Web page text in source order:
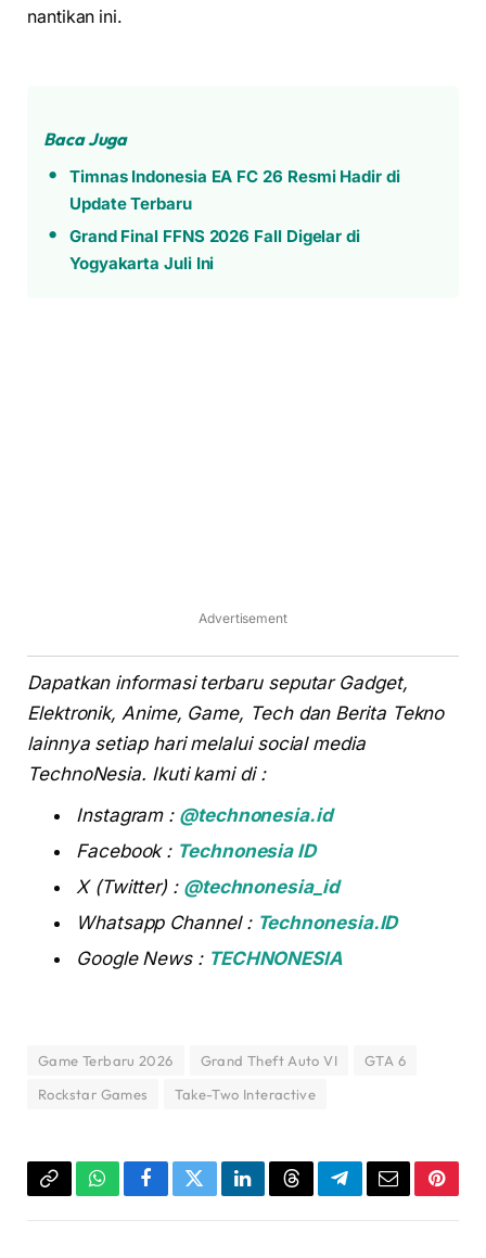
nantikan ini.
Baca Juga
Timnas Indonesia EA FC 26 Resmi Hadir di
Update Terbaru
Grand Final FFNS 2026 Fall Digelar di
Yogyakarta Juli Ini
Advertisement
Dapatkan informasi terbaru seputar Gadget,
Elektronik, Anime, Game, Tech dan Berita Tekno
lainnya setiap hari melalui social media
TechnoNesia. Ikuti kami di :
Instagram : @technonesia.id
Facebook : Technonesia ID
X (Twitter) : @technonesia_id
Whatsapp Channel : Technonesia.ID
Google News : TECHNONESIA
Game Terbaru 2026 Grand Theft Auto VI
GTA 6
Rockstar Games
Take-Two Interactive
Copy WhatsAppFacebookTwitterLinkedInThreadsTelegramEmail